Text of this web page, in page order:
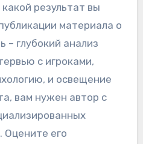
материала о
– глубокий анализ
с игроками,
и освещение
вам нужен автор с
Оцените его